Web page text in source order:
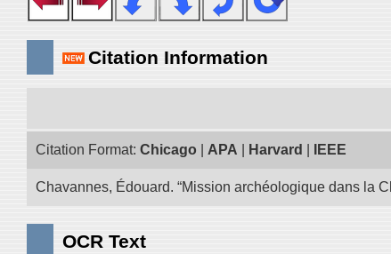
Citation Information
Citation Format: Chicago APA Harvard IEEE
Chavannes, Édouard. “Mission archéologique dans la
OCR Text